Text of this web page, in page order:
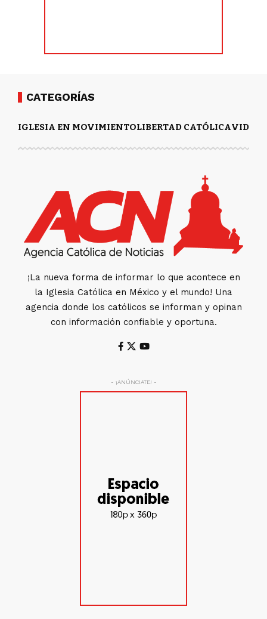
CATEGORÍAS
IGLESIA EN MOVIMIENTOLIBERTAD CATÓLICAVIDA
¡La nueva forma de informar lo que acontece en
la Iglesia Católica en México y el mundo! Una
agencia donde los católicos se informan y opinan
con información confiable y oportuna.
- ¡ANÚNCIATE! -